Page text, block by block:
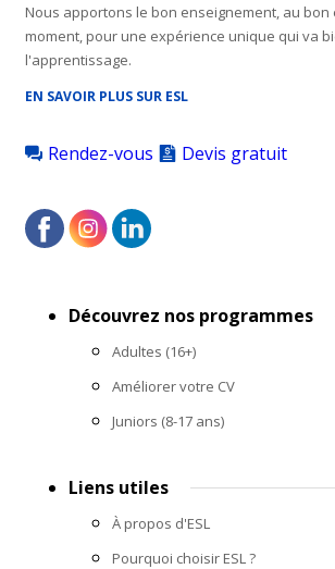
Nous apportons le bon enseignement, au
moment, pour une expérience unique qui va
l'apprentissage.
EN SAVOIR PLUS SUR ESL
Rendez-vous Devis gratuit
menuDécouvrez nos programmes
Adultes (16+)
Améliorer votre CV
Juniors (8-17 ans)
Liens utiles
À propos d'ESL
Pourquoi choisir ESL ?